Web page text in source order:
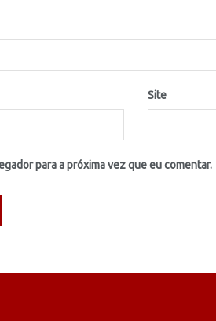
Site
para a próxima vez que eu comentar.